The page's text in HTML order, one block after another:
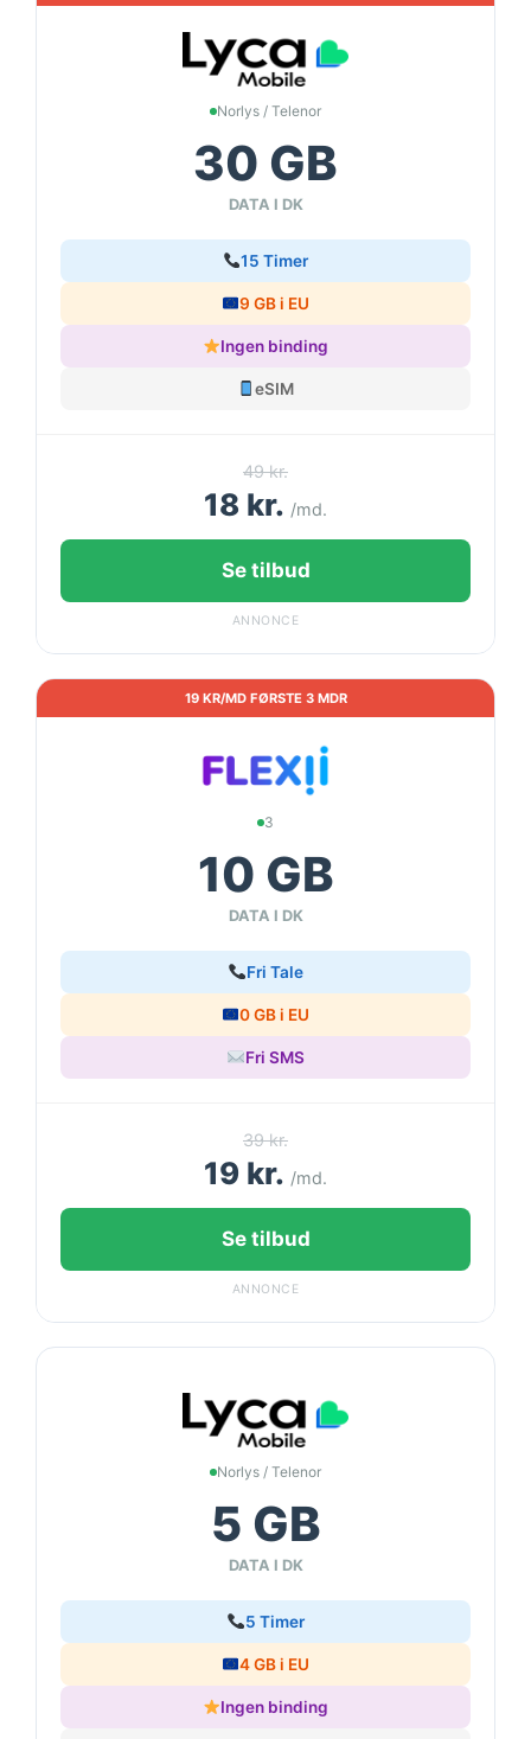
Norlys / Telenor
30 GB
DATA I DK
15 Timer
9 GB i EU
Ingen binding
eSIM
49 kr.
18 kr. /md.
Se tilbud
ANNONCE
19 KR/MD FØRSTE 3 MDR
3
10 GB
DATA I DK
Fri Tale
0 GB i EU
Fri SMS
39 kr.
19 kr. /md.
Se tilbud
ANNONCE
Norlys / Telenor
5 GB
DATA I DK
5 Timer
4 GB i EU
Ingen binding